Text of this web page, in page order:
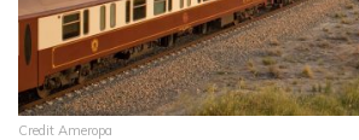
Credit Ameropa